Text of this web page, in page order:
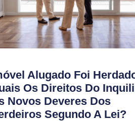
Alugado Foi
Os Direitos Do
Novos Deveres Dos
Segundo A Lei?